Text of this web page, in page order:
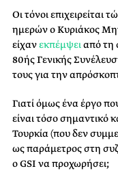
Οι τόνοι
ημερών ο Κυριάκος
είχανεκπέμψειαπό τη
80ής Γενικής
τους για την
Γιατί όμως ένα έργο
είναι τόσο σημαντικό
Τουρκία (που δεν
ως παράμετρος στη
ο GSI να προχωρήσει;